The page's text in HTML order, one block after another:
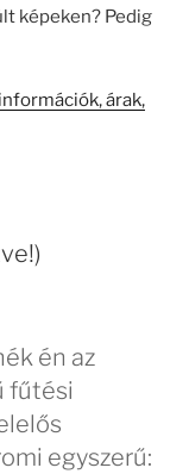
képeken? Pedig
árak,
én az
fűtési
egyszerű: